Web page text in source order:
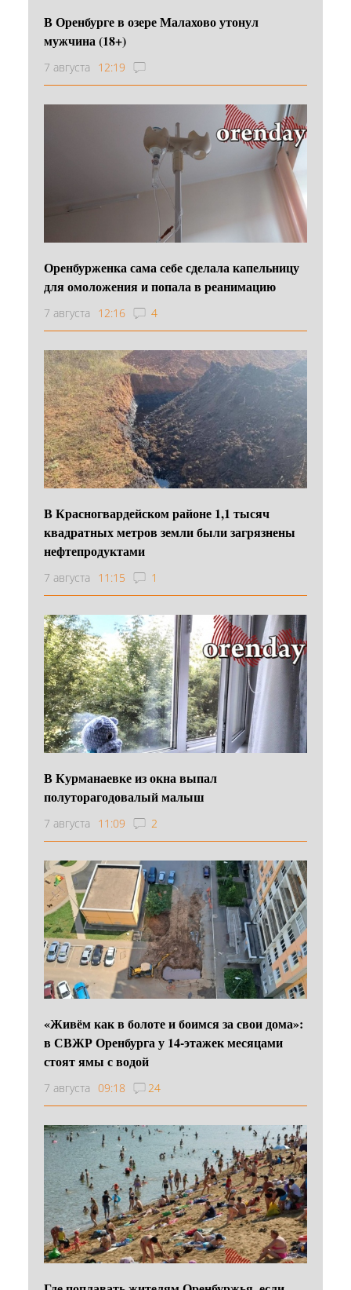
В Оренбурге в озере Малахово утонул
мужчина (18+)
7 августа 12:19
Оренбурженка сама себе сделала капельницу
для омоложения и попала в реанимацию
7 августа 12:16 4
В Красногвардейском районе 1,1 тысяч
квадратных метров земли были загрязнены
нефтепродуктами
7 августа 11:15 1
В Курманаевке из окна выпал
полуторагодовалый малыш
7 августа 11:09 2
«Живём как в болоте и боимся за свои дома»:
в СВЖР Оренбурга у 14-этажек месяцами
стоят ямы с водой
7 августа 09:18 24